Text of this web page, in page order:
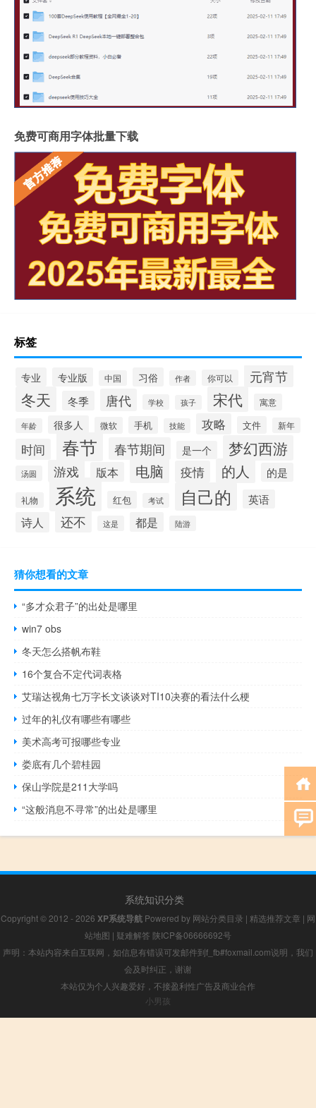
免费可商用字体批量下载
标签
专业 专业版 中国 习俗 作者 你可以 元宵节
冬天 冬季 唐代 学校 孩子 宋代 寓意
年龄 很多人 微软 手机 技能 攻略 文件 新年
时间 春节 春节期间 是一个 梦幻西游
汤圆 游戏 版本 电脑 疫情 的人 的是
礼物 系统 红包 考试 自己的 英语
诗人 还不 这是 都是 陆游
猜你想看的文章
“多才众君子”的出处是哪里
win7 obs
冬天怎么搭帆布鞋
16个复合不定代词表格
艾瑞达视角七万字长文谈谈对TI10决赛的看法什么梗
过年的礼仪有哪些有哪些
美术高考可报哪些专业
娄底有几个碧桂园
保山学院是211大学吗
“这般消息不寻常”的出处是哪里
系统知识分类
Copyright © 2012 - 2026 XP系统导航 Powered by 网站分类目录 | 精选推荐文章 | 网
站地图 | 疑难解答 陕ICP备06666692号
声明：本站内容来自互联网，如信息有错误可发邮件到f_fb#foxmail.com说明，我们
会及时纠正，谢谢
本站仅为个人兴趣爱好，不接盈利性广告及商业合作
小男孩